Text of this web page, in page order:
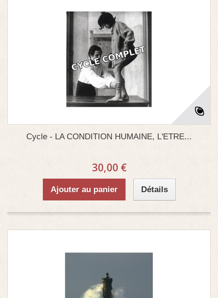
Cycle - LA CONDITION HUMAINE, L'ETRE...
30,00 €
Ajouter au panier Détails